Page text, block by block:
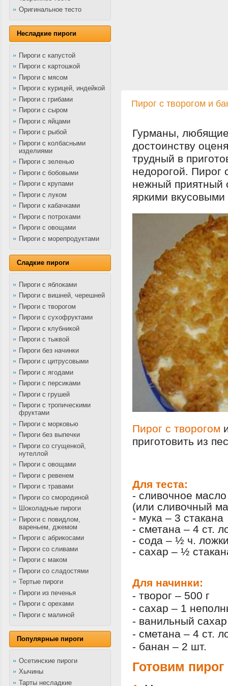
Оригинальное тесто
Несладкие пироги
Пироги с капустой
Пироги с картошкой
Пироги с мясом
Пироги с курицей, индейкой
Пироги с грибами
Пироги с сыром
Пироги с яйцами
Пироги с рыбой
Пироги с колбасными
изделиями
Пироги с зеленью
Пироги с бобовыми
Пироги с крупами
Пироги с луком
Пироги с кабачками
Пироги с потрохами
Пироги с овощами
Пироги с морепродуктами
Сладкие пироги
Пироги с яблоками
Пироги с вишней, черешней
Пироги с творогом
Пироги с сухофруктами
Пироги с клубникой
Пироги с тыквой
Пироги без начинки
Пироги с цитрусовыми
Пироги с ягодами
Пироги с персиками
Пироги с грушей
Пироги с тропическими
фруктами
Пироги с морковью
Пироги без выпечки
Пироги со сгущенкой,
нутеллой
Пироги с овощами
Пироги с ревенем
Пироги с травами
Пироги со смородиной
Шоколадные пироги
Пироги с повидлом,
вареньем, джемом
Пироги с абрикосами
Пироги со сливами
Пироги с маком
Пироги со сладостями
Тертые пироги
Пироги из печенья
Пироги с орехами
Пироги с малиной
Популярные пироги
Осетинские пироги
Хычины
Тарты несладкие
Пирог с творогом и
Гурманы,
достоинству
трудный в
недорогой. Пирог
нежный приятный
яркими вкусовыми
Пирог с творогом
приготовить из
Для теста:
- сливочное
(или сливочный
- мука – 3 стакана
- сметана – 4 ст.
- сода – ½ ч.
- сахар – ½
Для начинки:
- творог – 500 г
- сахар – 1
- ванильный сахар
- сметана – 4 ст.
- банан – 2 шт.
Готовим